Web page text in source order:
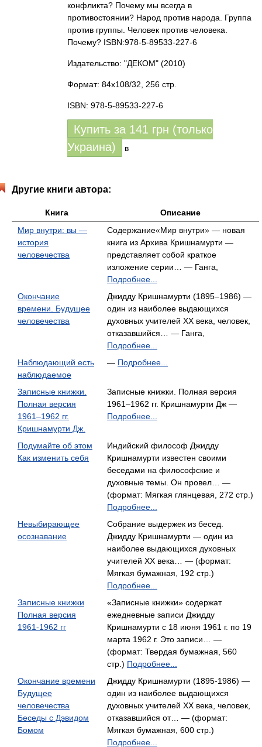
конфликта? Почему мы всегда в
противостоянии? Народ против народа. Группа
против группы. Человек против человека.
Почему? ISBN:978-5-89533-227-6
Издательство: "ДЕКОМ" (2010)
Формат: 84x108/32, 256 стр.
ISBN: 978-5-89533-227-6
Купить за 141 грн (только
Украина)
в
Другие книги автора:
Книга
Описание
Мир внутри: вы —
история
человечества
Содержание«Мир внутри» — новая
книга из Архива Кришнамурти —
представляет собой краткое
изложение серии… — Ганга,
Подробнее...
Окончание
времени. Будущее
человечества
Джидду Кришнамурти (1895–1986) —
один из наиболее выдающихся
духовных учителей XX века, человек,
отказавшийся… — Ганга,
Подробнее...
Наблюдающий есть
наблюдаемое
— Подробнее...
Записные книжки.
Полная версия
1961–1962 гг.
Кришнамурти Дж.
Записные книжки. Полная версия
1961–1962 гг. Кришнамурти Дж —
Подробнее...
Подумайте об этом
Как изменить себя
Индийский философ Джидду
Кришнамурти известен своими
беседами на философские и
духовные темы. Он провел… —
(формат: Мягкая глянцевая, 272 стр.)
Подробнее...
Невыбирающее
осознавание
Собрание выдержек из бесед.
Джидду Кришнамурти — один из
наиболее выдающихся духовных
учителей XX века… — (формат:
Мягкая бумажная, 192 стр.)
Подробнее...
Записные книжки
Полная версия
1961-1962 гг
«Записные книжки» содержат
ежедневные записи Джидду
Кришнамурти с 18 июня 1961 г. по 19
марта 1962 г. Это записи… —
(формат: Твердая бумажная, 560
стр.) Подробнее...
Окончание времени
Будущее
человечества
Беседы с Дэвидом
Бомом
Джидду Кришнамурти (1895-1986) —
один из наиболее выдающихся
духовных учителей XX века, человек,
отказавшийся от… — (формат:
Мягкая бумажная, 600 стр.)
Подробнее...